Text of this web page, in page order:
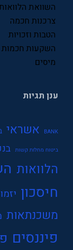
שוק ההון
שכר
תעסוקה
השוואת
צרכנות חכמה
הטבות וזכויות
השקעות חכמות
מיסים
ענן תגיות
BANK אשראי
ביטוח מחלות קשות
הלוואות
חיסכון
משכנתאות
פיננסים